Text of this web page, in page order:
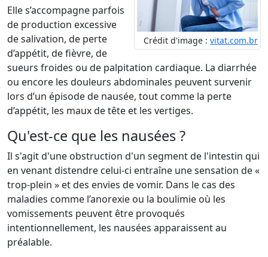
Crédit d'image : vitat.com.br
Elle s’accompagne parfois
de production excessive
de salivation, de perte
d’appétit, de fièvre, de
sueurs froides ou de palpitation cardiaque. La diarrhée
ou encore les douleurs abdominales peuvent survenir
lors d’un épisode de nausée, tout comme la perte
d’appétit, les maux de tête et les vertiges.
Qu'est-ce que les nausées ?
Il s'agit d'une obstruction d'un segment de l'intestin qui
en venant distendre celui-ci entraîne une sensation de «
trop-plein » et des envies de vomir. Dans le cas des
maladies comme l’anorexie ou la boulimie où les
vomissements peuvent être provoqués
intentionnellement, les nausées apparaissent au
préalable.